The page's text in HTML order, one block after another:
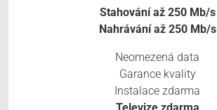
Stahování až 250 Mb/s
Nahrávání až 250 Mb/s
Neomezená data
Garance kvality
Instalace zdarma